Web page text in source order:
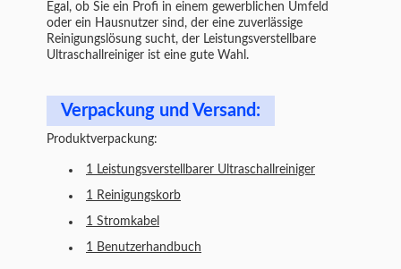
Egal, ob Sie ein Profi in einem gewerblichen Umfeld
oder ein Hausnutzer sind, der eine zuverlässige
Reinigungslösung sucht, der Leistungsverstellbare
Ultraschallreiniger ist eine gute Wahl.
Verpackung und Versand:
Produktverpackung:
1 Leistungsverstellbarer Ultraschallreiniger
1 Reinigungskorb
1 Stromkabel
1 Benutzerhandbuch